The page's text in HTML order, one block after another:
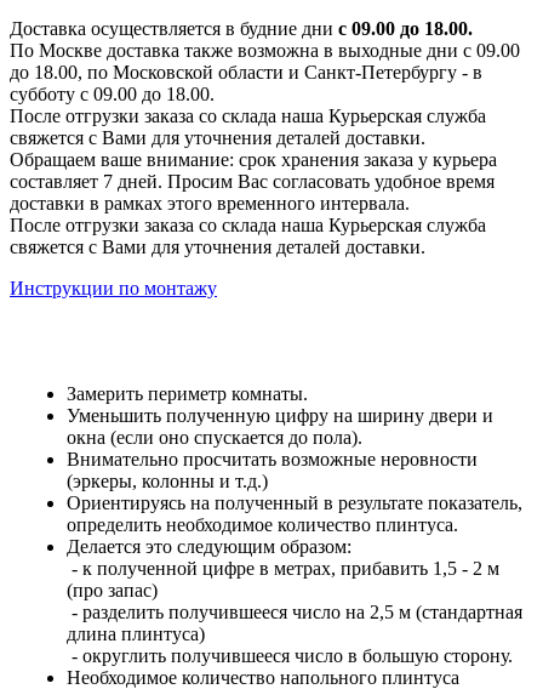
Доставка осуществляется в будние дни с 09.00 до 18.00.
По Москве доставка также возможна в выходные дни с 09.00
до 18.00, по Московской области и Санкт-Петербургу - в
субботу с 09.00 до 18.00.
После отгрузки заказа со склада наша Курьерская служба
свяжется с Вами для уточнения деталей доставки.
Обращаем ваше внимание: срок хранения заказа у курьера
составляет 7 дней. Просим Вас согласовать удобное время
доставки в рамках этого временного интервала.
После отгрузки заказа со склада наша Курьерская служба
свяжется с Вами для уточнения деталей доставки.
Инструкции по монтажу
Замерить периметр комнаты.
Уменьшить полученную цифру на ширину двери и
окна (если оно спускается до пола).
Внимательно просчитать возможные неровности
(эркеры, колонны и т.д.)
Ориентируясь на полученный в результате показатель,
определить необходимое количество плинтуса.
Делается это следующим образом:
- к полученной цифре в метрах, прибавить 1,5 - 2 м
(про запас)
- разделить получившееся число на 2,5 м (стандартная
длина плинтуса)
- округлить получившееся число в большую сторону.
Необходимое количество напольного плинтуса